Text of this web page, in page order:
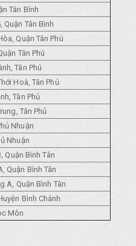
Tân Bình
Quận Tân Bình
Quận Tân Phú
Tân Phú
Tân Phú
Hoà, Tân Phủ
Tân Phủ
Tân Phủ
Nhuận
Nhuận
Quận Bình Tân
Quận Bình Tân
A, Quận Bình Tân
Bình Chánh
Môn